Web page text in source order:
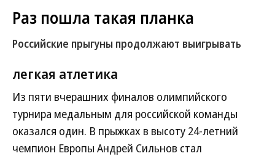
Раз пошла такая планка
Российские прыгуны продолжают выигрывать
легкая атлетика
Из пяти вчерашних финалов олимпийского
турнира медальным для российской команды
оказался один. В прыжках в высоту 24-летний
чемпион Европы Андрей Сильнов стал